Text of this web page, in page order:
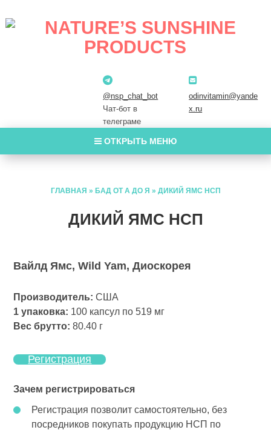
odinvitamin@yande
x.ru
@nsp_chat_bot
Чат-бот в
телеграме
ОТКРЫТЬ МЕНЮ
ГЛАВНАЯ » БАД ОТ А ДО Я » ДИКИЙ ЯМС НСП
ДИКИЙ ЯМС НСП
Вайлд Ямс, Wild Yam, Диоскорея
Производитель:США
1 упаковка: 100 капсул по 519 мг
Вес брутто:80.40 г
Регистрация
Зачем регистрироваться
Регистрация позволит самостоятельно, без
посредников покупать продукцию НСП по